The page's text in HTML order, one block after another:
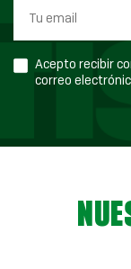
Acepto recibir